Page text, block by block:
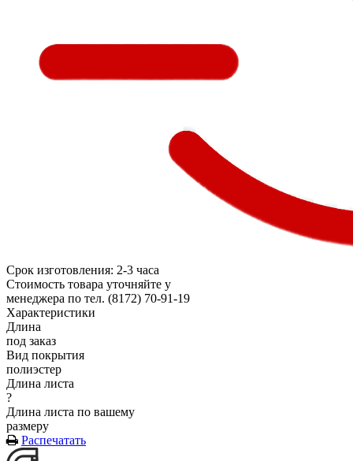
Срок изготовления: 2-3 часа
Стоимость товара уточняйте у
менеджера по тел. (8172) 70-91-19
Характеристики
Длина
под заказ
Вид покрытия
полиэстер
Длина листа
?
Длина листа по вашему
размеру
Распечатать